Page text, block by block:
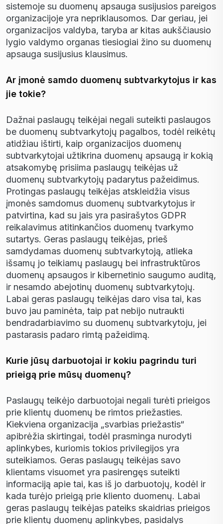
sistemoje su duomenų apsauga susijusios pareigos
organizacijoje yra nepriklausomos. Dar geriau, jei
organizacijos valdyba, taryba ar kitas aukščiausio
lygio valdymo organas tiesiogiai žino su duomenų
apsauga susijusius klausimus.
Ar įmonė samdo duomenų subtvarkytojus ir kas
jie tokie?
Dažnai paslaugų teikėjai negali suteikti paslaugos
be duomenų subtvarkytojų pagalbos, todėl reikėtų
atidžiau ištirti, kaip organizacijos duomenų
subtvarkytojai užtikrina duomenų apsaugą ir kokią
atsakomybę prisiima paslaugų teikėjas už
duomenų subtvarkytojų padarytus pažeidimus.
Protingas paslaugų teikėjas atskleidžia visus
įmonės samdomus duomenų subtvarkytojus ir
patvirtina, kad su jais yra pasirašytos GDPR
reikalavimus atitinkančios duomenų tvarkymo
sutartys. Geras paslaugų teikėjas, prieš
samdydamas duomenų subtvarkytoją, atlieka
išsamų jo teikiamų paslaugų bei infrastruktūros
duomenų apsaugos ir kibernetinio saugumo auditą,
ir nesamdo abejotinų duomenų subtvarkytojų.
Labai geras paslaugų teikėjas daro visa tai, kas
buvo jau paminėta, taip pat nebijo nutraukti
bendradarbiavimo su duomenų subtvarkytoju, jei
pastarasis padaro rimtą pažeidimą.
Kurie jūsų darbuotojai ir kokiu pagrindu turi
prieigą prie mūsų duomenų?
Paslaugų teikėjo darbuotojai negali turėti prieigos
prie klientų duomenų be rimtos priežasties.
Kiekviena organizacija „svarbias priežastis“
apibrėžia skirtingai, todėl prasminga nurodyti
aplinkybes, kuriomis tokios privilegijos yra
suteikiamos. Geras paslaugų teikėjas savo
klientams visuomet yra pasirengęs suteikti
informaciją apie tai, kas iš jo darbuotojų, kodėl ir
kada turėjo prieigą prie kliento duomenų. Labai
geras paslaugų teikėjas pateiks skaidrias prieigos
prie klientų duomenų aplinkybes, pasidalys